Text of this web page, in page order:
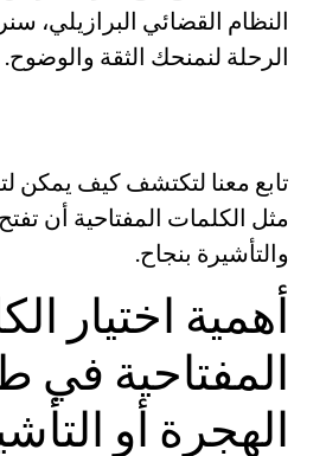
النظام القضائي البرازيلي،
الرحلة لنمنحك الثقة والوضوح.
تابع معنا لتكتشف كيف يمكن
مثل الكلمات المفتاحية أن
والتأشيرة بنجاح.
أهمية اختيار
المفتاحية في
الهجرة أو